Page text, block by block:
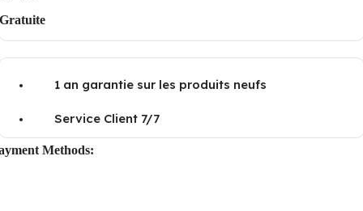
Gratuite
1 an garantie sur les produits neufs
Service Client 7/7
Methods: